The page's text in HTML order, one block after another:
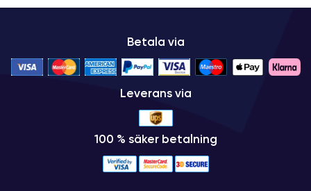
Betala via
Leverans via
100 % säker betalning